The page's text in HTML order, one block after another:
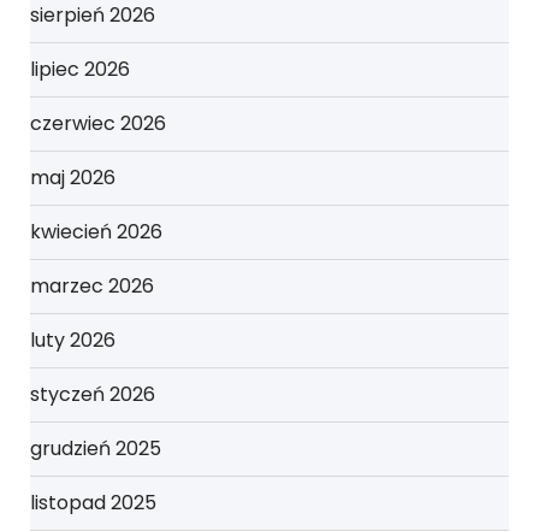
sierpień 2026
lipiec 2026
czerwiec 2026
maj 2026
kwiecień 2026
marzec 2026
luty 2026
styczeń 2026
grudzień 2025
listopad 2025